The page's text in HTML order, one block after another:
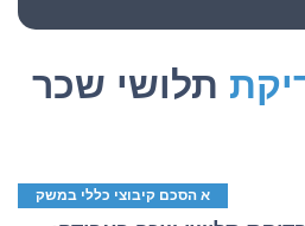
תלושי שכר
א הסכם קיבוצי כללי במשק